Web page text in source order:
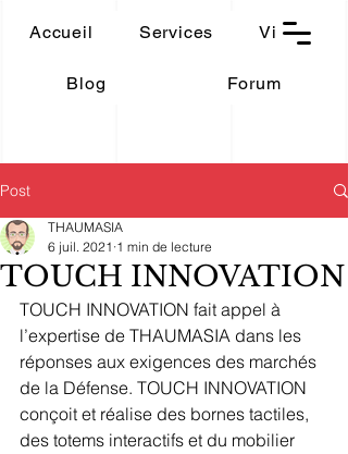
THAUMASIA
Accueil Services Vidéos
Blog Forum
Post
TOUCH INNOVATION
THAUMASIA
6 juil. 2021 1 min de lecture
TOUCH INNOVATION fait appel à
l’expertise de THAUMASIA dans les
réponses aux exigences des marchés
de la Défense. TOUCH INNOVATION
conçoit et réalise des bornes tactiles,
des totems interactifs et du mobilier